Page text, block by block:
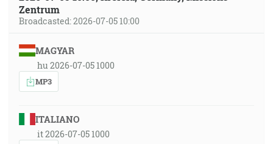
Zentrum
Broadcasted: 2026-07-05 10:00
MAGYAR
hu 2026-07-05 1000
MP3
ITALIANO
it 2026-07-05 1000